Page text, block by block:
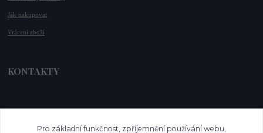
Jak nakupovat
Vrácení zboží
KONTAKTY
📞 +420 732 779 508
www.vysnenekabelky.cz
Pro základní funkčnost, zpříjemnění používání webu,